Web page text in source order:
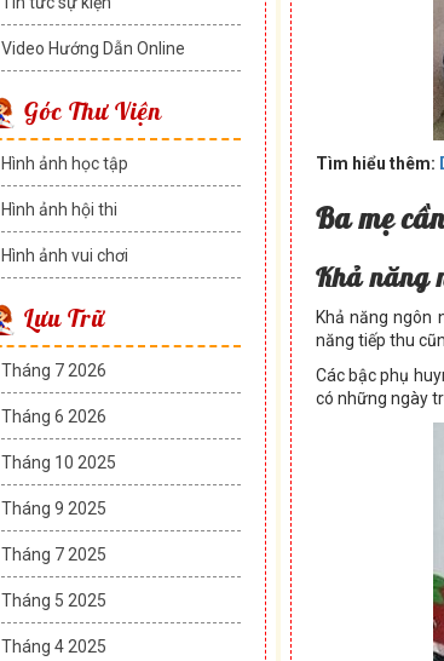
Video Hướng Dẫn Online
Góc Thư Viện
Hình ảnh học tập
Hình ảnh hội thi
Hình ảnh vui chơi
Lưu Trữ
Tháng 7 2026
Tháng 6 2026
Tháng 10 2025
Tháng 9 2025
Tháng 7 2025
Tháng 5 2025
Tháng 4 2025
Tìm hiểu thêm:
Ba mẹ
Khả năng
Khả năng ngôn
năng tiếp thu
Các bậc phụ
có những ngày